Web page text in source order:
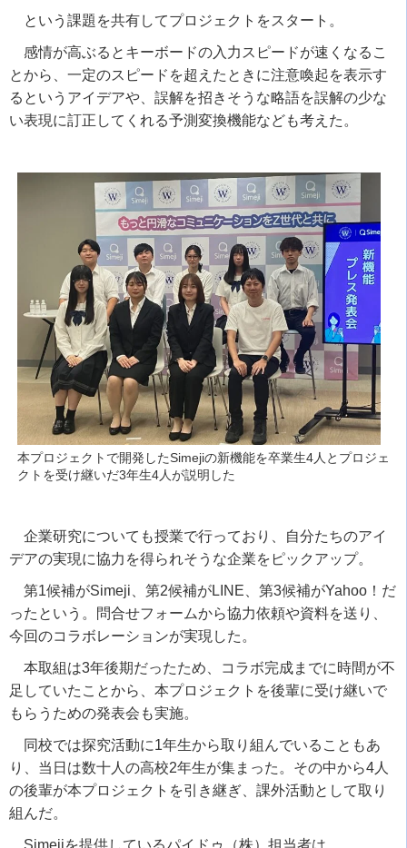
という課題を共有してプロジェクトをスタート。
感情が高ぶるとキーボードの入力スピードが速くなるこ
とから、一定のスピードを超えたときに注意喚起を表示す
るというアイデアや、誤解を招きそうな略語を誤解の少な
い表現に訂正してくれる予測変換機能なども考えた。
本プロジェクトで開発したSimejiの新機能を卒業生4人とプロジェ
クトを受け継いだ3年生4人が説明した
企業研究についても授業で行っており、自分たちのアイ
デアの実現に協力を得られそうな企業をピックアップ。
第1候補がSimeji 、第2候補がLINE 、第3候補がYahoo ！だ
ったという。問合せフォームから協力依頼や資料を送り、
今回のコラボレーションが実現した。
本取組は3年後期だったため、コラボ完成までに時間が不
足していたことから、本プロジェクトを後輩に受け継いで
もらうための発表会も実施。
同校では探究活動に1年生から取り組んでいることもあ
り、当日は数十人の高校2年生が集まった。その中から4 人
の後輩が本プロジェクトを引き継ぎ、課外活動として取り
組んだ。
Simejiを提供しているパイドゥ（株）担当者は、